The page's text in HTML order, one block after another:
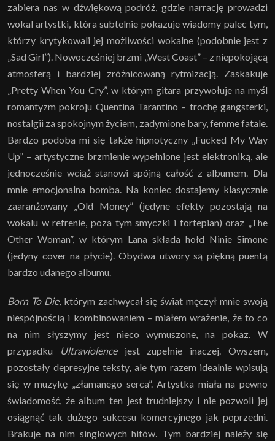
zabiera nas w dźwiękową podróż, gdzie narrację prowadzi
wokal artystki, która subtelnie pokazuje wiadomy palec tym,
którzy krytykowali jej możliwości wokalne (podobnie jest z
„Sad Girl”). Nowocześniej brzmi „West Coast” – z niepokojącą
atmosferą i bardziej zróżnicowaną rytmizacją. Zaskakuje
„Pretty When You Cry”, w którym gitara przywołuje na myśl
romantyzm pokroju Quentina Tarantino – trochę gangsterki,
nostalgii za spokojnym życiem, zadymione bary, femme fatale.
Bardzo podoba mi się także hipnotyczny „Fucked My Way
Up” – artystyczne brzmienie wypełnione jest elektroniką, ale
jednocześnie wciąż stanowi spójną całość z albumem. Dla
mnie emocjonalna bomba. Na koniec dostajemy klasycznie
zaaranżowany „Old Money” (jedyne efekty pozostają na
wokalu w refrenie, poza tym smyczki i fortepian) oraz „The
Other Woman”, w którym Lana składa hołd Ninie Simone
(jedyny cover na płycie). Obydwa utwory są piękną puentą
bardzo udanego albumu.
Born To Die, którym zachwycał się świat męczył mnie swoją
niespójnością i kombinowaniem – miałem wrażenie, że to co
na nim słyszymy jest nieco wymuszone, na pokaz. W
przypadku
Ultraviolencejest zupełnie inaczej. Owszem,
pozostały depresyjne teksty, ale tym razem idealnie wpisują
się w muzykę „złamanego serca”. Artystka miała na pewno
świadomość, że album ten jest trudniejszy i nie pozwoli jej
osiągnąć tak dużego sukcesu komercyjnego jak poprzedni.
Brakuje na nim singlowych hitów. Tym bardziej należy się